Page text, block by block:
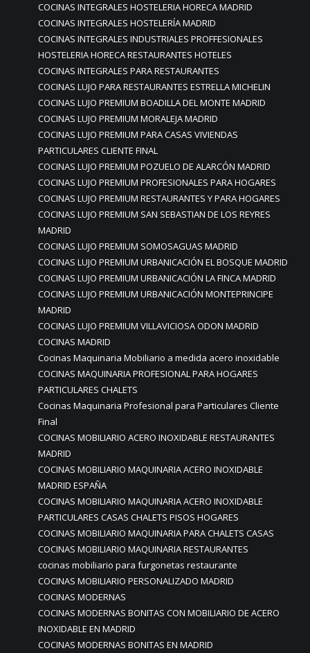
COCINAS INTEGRALES HOSTELERIA HORECA MADRID
COCINAS INTEGRALES HOSTELERÍA MADRID
COCINAS INTEGRALES INDUSTRIALES PROFFESIONALES
HOSTELERIA HORECA RESTAURANTES HOTELES
COCINAS INTEGRALES PARA RESTAURANTES
COCINAS LUJO PARA RESTAURANTES ESTRELLA MICHELIN
COCINAS LUJO PREMIUM BOADILLA DEL MONTE MADRID
COCINAS LUJO PREMIUM MORALEJA MADRID
COCINAS LUJO PREMIUM PARA CASAS VIVIENDAS
PARTICULARES CLIENTE FINAL
COCINAS LUJO PREMIUM POZUELO DE ALARCÓN MADRID
COCINAS LUJO PREMIUM PROFESIONALES PARA HOGARES
COCINAS LUJO PREMIUM RESTAURANTES Y PARA HOGARES
COCINAS LUJO PREMIUM SAN SEBASTIAN DE LOS REYRES
MADRID
COCINAS LUJO PREMIUM SOMOSAGUAS MADRID
COCINAS LUJO PREMIUM URBANICACIÓN EL BOSQUE MADRID
COCINAS LUJO PREMIUM URBANICACIÓN LA FINCA MADRID
COCINAS LUJO PREMIUM URBANICACIÓN MONTEPRINCIPE
MADRID
COCINAS LUJO PREMIUM VILLAVICIOSA ODON MADRID
COCINAS MADRID
Cocinas Maquinaria Mobiliario a medida acero inoxidable
COCINAS MAQUINARIA PROFESIONAL PARA HOGARES
PARTICULARES CHALETS
Cocinas Maquinaria Profesional para Particulares Cliente
Final
COCINAS MOBILIARIO ACERO INOXIDABLE RESTAURANTES
MADRID
COCINAS MOBILIARIO MAQUINARIA ACERO INOXIDABLE
MADRID ESPAÑA
COCINAS MOBILIARIO MAQUINARIA ACERO INOXIDABLE
PARTICULARES CASAS CHALETS PISOS HOGARES
COCINAS MOBILIARIO MAQUINARIA PARA CHALETS CASAS
COCINAS MOBILIARIO MAQUINARIA RESTAURANTES
cocinas mobiliario para furgonetas restaurante
COCINAS MOBILIARIO PERSONALIZADO MADRID
COCINAS MODERNAS
COCINAS MODERNAS BONITAS CON MOBILIARIO DE ACERO
INOXIDABLE EN MADRID
COCINAS MODERNAS BONITAS EN MADRID